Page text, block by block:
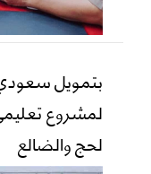
بتمويل
لحج والضالع